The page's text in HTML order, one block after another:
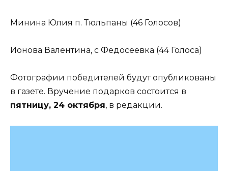
Минина Юлия п. Тюльпаны (46 Голосов)
Ионова Валентина, с Федосеевка (44 Голоса)
Фотографии победителей будут опубликованы
в газете. Вручение подарков состоится в
пятницу, 24 октября, в редакции.